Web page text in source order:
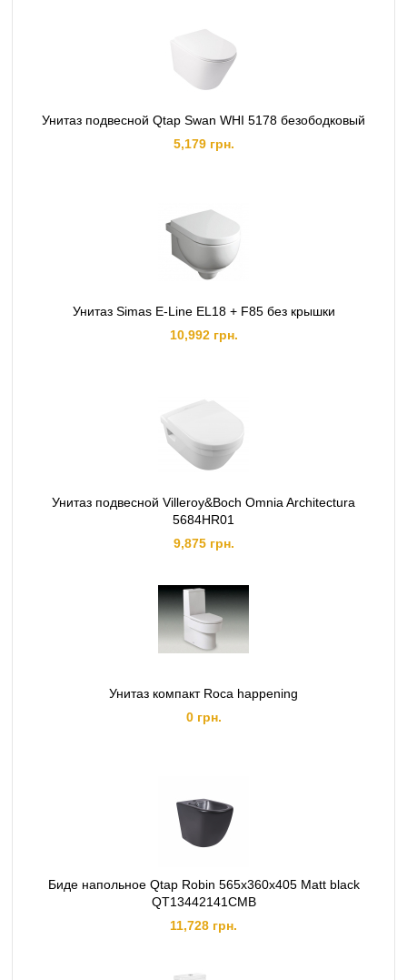
Унитаз подвесной Qtap Swan WHI 5178 безободковый
5,179 грн.
Унитаз Simas E-Line EL18 + F85 без крышки
10,992 грн.
Унитаз подвесной Villeroy&Boch Omnia Architectura
5684HR01
9,875 грн.
Унитаз компакт Roca happening
0 грн.
Биде напольное Qtap Robin 565x360x405 Matt black
QT13442141CMB
11,728 грн.